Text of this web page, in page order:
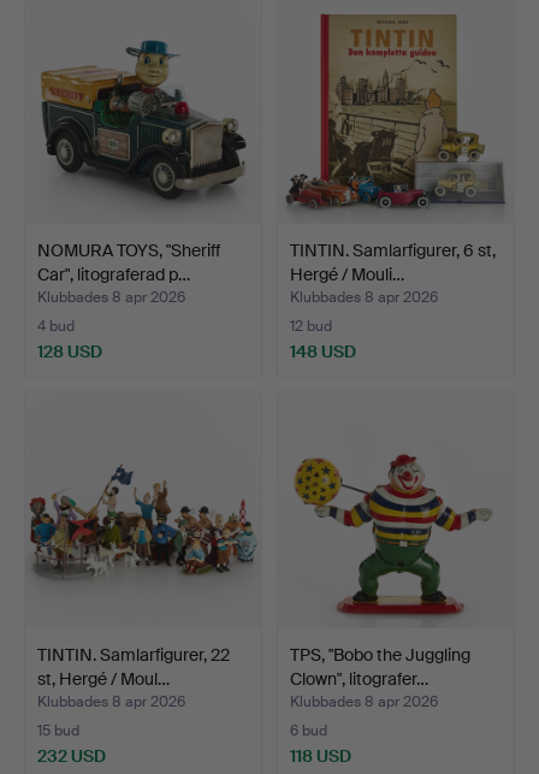
NOMURA TOYS, "Sheriff
Car", litograferad p…
Klubbades 8 apr 2026
4 bud
128 USD
TINTIN. Samlarfigurer, 6 st,
Hergé / Mouli…
Klubbades 8 apr 2026
12 bud
148 USD
TINTIN. Samlarfigurer, 22
st, Hergé / Moul…
Klubbades 8 apr 2026
15 bud
232 USD
TPS, "Bobo the Juggling
Clown", litografer…
Klubbades 8 apr 2026
6 bud
118 USD